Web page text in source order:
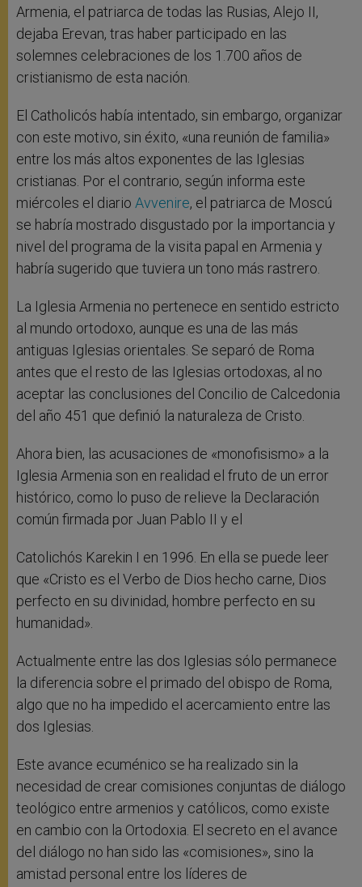
Armenia, el patriarca de todas las Rusias, Alejo II,
dejaba Erevan, tras haber participado en las
solemnes celebraciones de los 1.700 años de
cristianismo de esta nación.
El Catholicós había intentado, sin embargo, organizar
con este motivo, sin éxito, «una reunión de familia»
entre los más altos exponentes de las Iglesias
cristianas. Por el contrario, según informa este
miércoles el diario Avvenire, el patriarca de Moscú
se habría mostrado disgustado por la importancia y
nivel del programa de la visita papal en Armenia y
habría sugerido que tuviera un tono más rastrero.
La Iglesia Armenia no pertenece en sentido estricto
al mundo ortodoxo, aunque es una de las más
antiguas Iglesias orientales. Se separó de Roma
antes que el resto de las Iglesias ortodoxas, al no
aceptar las conclusiones del Concilio de Calcedonia
del año 451 que definió la naturaleza de Cristo.
Ahora bien, las acusaciones de «monofisismo» a la
Iglesia Armenia son en realidad el fruto de un error
histórico, como lo puso de relieve la Declaración
común firmada por Juan Pablo II y el
Catolichós Karekin I en 1996. En ella se puede leer
que «Cristo es el Verbo de Dios hecho carne, Dios
perfecto en su divinidad, hombre perfecto en su
humanidad».
Actualmente entre las dos Iglesias sólo permanece
la diferencia sobre el primado del obispo de Roma,
algo que no ha impedido el acercamiento entre las
dos Iglesias.
Este avance ecuménico se ha realizado sin la
necesidad de crear comisiones conjuntas de diálogo
teológico entre armenios y católicos, como existe
en cambio con la Ortodoxia. El secreto en el avance
del diálogo no han sido las «comisiones», sino la
amistad personal entre los líderes de